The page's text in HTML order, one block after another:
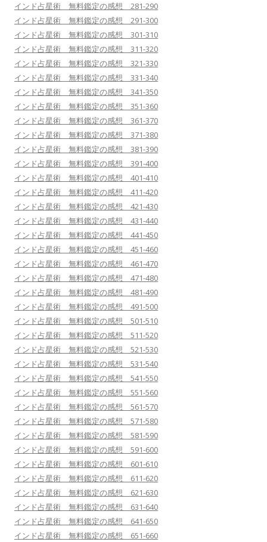
インド占星術 無料鑑定の感想 281-290
インド占星術 無料鑑定の感想 291-300
インド占星術 無料鑑定の感想 301-310
インド占星術 無料鑑定の感想 311-320
インド占星術 無料鑑定の感想 321-330
インド占星術 無料鑑定の感想 331-340
インド占星術 無料鑑定の感想 341-350
インド占星術 無料鑑定の感想 351-360
インド占星術 無料鑑定の感想 361-370
インド占星術 無料鑑定の感想 371-380
インド占星術 無料鑑定の感想 381-390
インド占星術 無料鑑定の感想 391-400
インド占星術 無料鑑定の感想 401-410
インド占星術 無料鑑定の感想 411-420
インド占星術 無料鑑定の感想 421-430
インド占星術 無料鑑定の感想 431-440
インド占星術 無料鑑定の感想 441-450
インド占星術 無料鑑定の感想 451-460
インド占星術 無料鑑定の感想 461-470
インド占星術 無料鑑定の感想 471-480
インド占星術 無料鑑定の感想 481-490
インド占星術 無料鑑定の感想 491-500
インド占星術 無料鑑定の感想 501-510
インド占星術 無料鑑定の感想 511-520
インド占星術 無料鑑定の感想 521-530
インド占星術 無料鑑定の感想 531-540
インド占星術 無料鑑定の感想 541-550
インド占星術 無料鑑定の感想 551-560
インド占星術 無料鑑定の感想 561-570
インド占星術 無料鑑定の感想 571-580
インド占星術 無料鑑定の感想 581-590
インド占星術 無料鑑定の感想 591-600
インド占星術 無料鑑定の感想 601-610
インド占星術 無料鑑定の感想 611-620
インド占星術 無料鑑定の感想 621-630
インド占星術 無料鑑定の感想 631-640
インド占星術 無料鑑定の感想 641-650
インド占星術 無料鑑定の感想 651-660